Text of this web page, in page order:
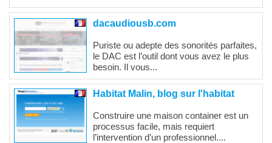
dacaudiousb.com
Puriste ou adepte des sonorités parfaites,
le DAC est l’outil dont vous avez le plus
besoin. Il vous...
Habitat Malin, blog sur l'habitat
Construire une maison container est un
processus facile, mais requiert
l’intervention d’un professionnel....